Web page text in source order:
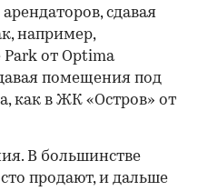
сдавая
например,
от Optima
помещения под
как в ЖК «Остров» от
В большинстве
продают, и дальше